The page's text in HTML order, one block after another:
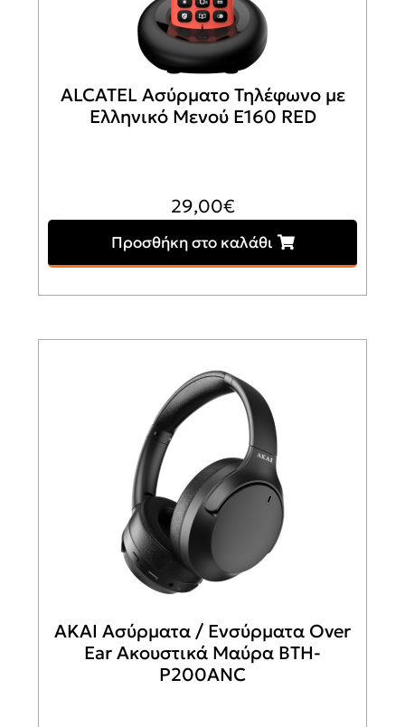
ALCATEL Ασύρματο Τηλέφωνο με
Ελληνικό Μενού E160 RED
29,00€
Προσθήκη στο καλάθι
AKAI Ασύρματα / Ενσύρματα Over
Ear Ακουστικά Μαύρα BTH-
P200ANC